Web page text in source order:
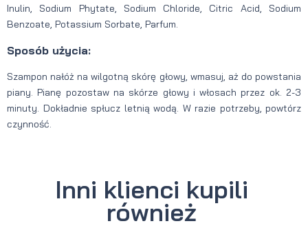
Inulin, Sodium Phytate, Sodium Chloride, Citric Acid, Sodium
Benzoate, Potassium Sorbate, Parfum.
Sposób użycia:
Szampon nałóż na wilgotną skórę głowy, wmasuj, aż do powstania
piany. Pianę pozostaw na skórze głowy i włosach przez ok. 2-3
minuty. Dokładnie spłucz letnią wodą. W razie potrzeby, powtórz
czynność.
Inni klienci kupili
również